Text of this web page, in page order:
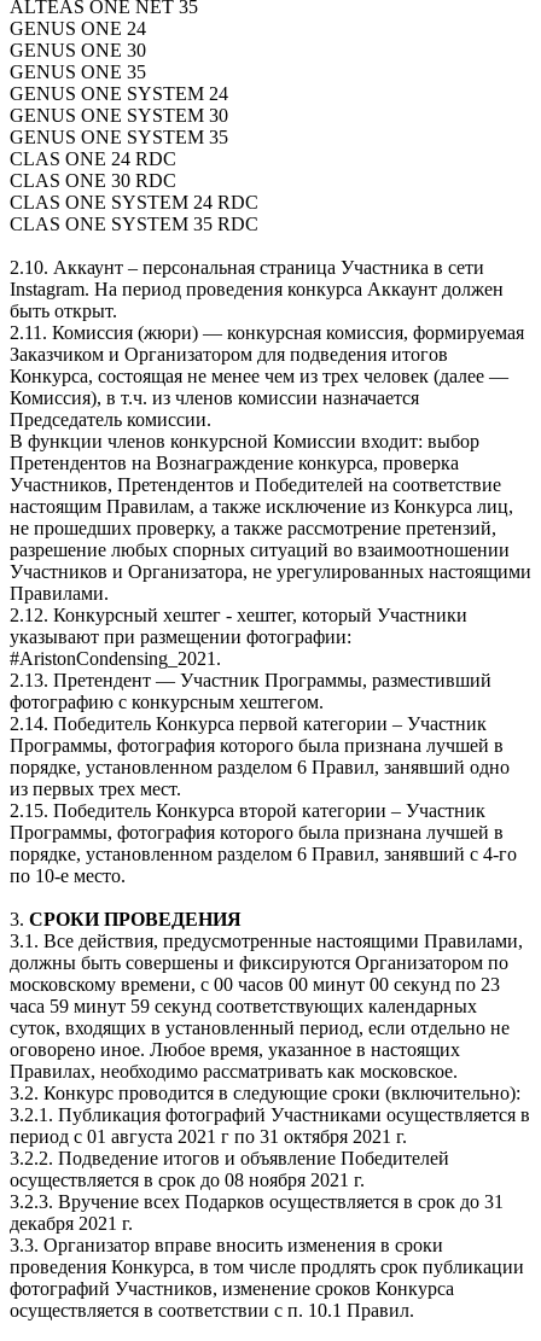
ALTEAS ONE NET 35
GENUS ONE 24
GENUS ONE 30
GENUS ONE 35
GENUS ONE SYSTEM 24
GENUS ONE SYSTEM 30
GENUS ONE SYSTEM 35
CLAS ONE 24 RDC
CLAS ONE 30 RDC
CLAS ONE SYSTEM 24 RDC
CLAS ONE SYSTEM 35 RDC
2.10. Аккаунт – персональная страница Участника в сети
Instagram. На период проведения конкурса Аккаунт должен
быть открыт.
2.11. Комиссия (жюри) — конкурсная комиссия, формируемая
Заказчиком и Организатором для подведения итогов
Конкурса, состоящая не менее чем из трех человек (далее —
Комиссия), в т.ч. из членов комиссии назначается
Председатель комиссии.
В функции членов конкурсной Комиссии входит: выбор
Претендентов на Вознаграждение конкурса, проверка
Участников, Претендентов и Победителей на соответствие
настоящим Правилам, а также исключение из Конкурса лиц,
не прошедших проверку, а также рассмотрение претензий,
разрешение любых спорных ситуаций во взаимоотношении
Участников и Организатора, не урегулированных настоящими
Правилами.
2.12. Конкурсный хештег - хештег, который Участники
указывают при размещении фотографии:
#AristonCondensing_2021.
2.13. Претендент — Участник Программы, разместивший
фотографию с конкурсным хештегом.
2.14. Победитель Конкурса первой категории – Участник
Программы, фотография которого была признана лучшей в
порядке, установленном разделом 6 Правил, занявший одно
из первых трех мест.
2.15. Победитель Конкурса второй категории – Участник
Программы, фотография которого была признана лучшей в
порядке, установленном разделом 6 Правил, занявший с 4-го
по 10-е место.
3. СРОКИ ПРОВЕДЕНИЯ
3.1. Все действия, предусмотренные настоящими Правилами,
должны быть совершены и фиксируются Организатором по
московскому времени, с 00 часов 00 минут 00 секунд по 23
часа 59 минут 59 секунд соответствующих календарных
суток, входящих в установленный период, если отдельно не
оговорено иное. Любое время, указанное в настоящих
Правилах, необходимо рассматривать как московское.
3.2. Конкурс проводится в следующие сроки (включительно):
3.2.1. Публикация фотографий Участниками осуществляется в
период с 01 августа 2021 г по 31 октября 2021 г.
3.2.2. Подведение итогов и объявление Победителей
осуществляется в срок до 08 ноября 2021 г.
3.2.3. Вручение всех Подарков осуществляется в срок до 31
декабря 2021 г.
3.3. Организатор вправе вносить изменения в сроки
проведения Конкурса, в том числе продлять срок публикации
фотографий Участников, изменение сроков Конкурса
осуществляется в соответствии с п. 10.1 Правил.